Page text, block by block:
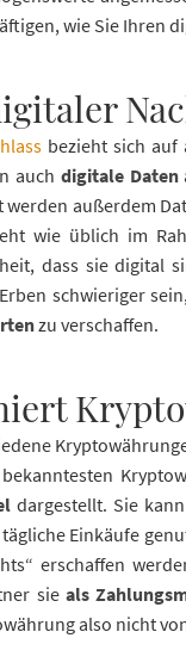
wie Sie Ihren
bezieht sich auf
auch digitale Daten
werden außerdem
wie üblich im
dass sie digital
schwieriger
zu verschaffen.
dargestellt. Sie
Einkäufe
erschaffen
sieals
also nicht